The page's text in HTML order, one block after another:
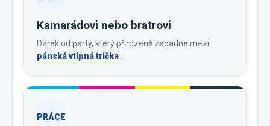
Kamarádovi nebo bratrovi
Dárek od party, který přirozeně zapadne mezi
pánská vtipná trička .
PRÁCE